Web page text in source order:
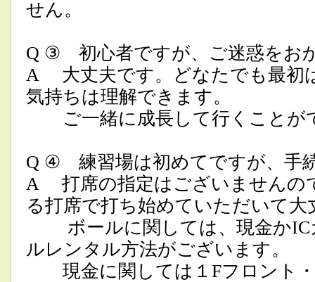
せん。
Q ③ 初心者ですが、ご迷惑をお
A 大丈夫です。どなたでも最初
気持ちは理解できます。
ご一緒に成長して行くことが
Q ④ 練習場は初めてですが、
A 打席の指定はございませんの
る打席で打ち始めていただいて大
ボールに関しては、現金かIC
ルレンタル方法がございます。
現金に関しては１Fフロント・